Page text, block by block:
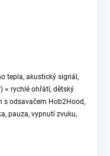
tepla, akustický signál,
= rychlé ohřátí, dětský
s odsavačem Hob2Hood,
pauza, vypnutí zvuku,